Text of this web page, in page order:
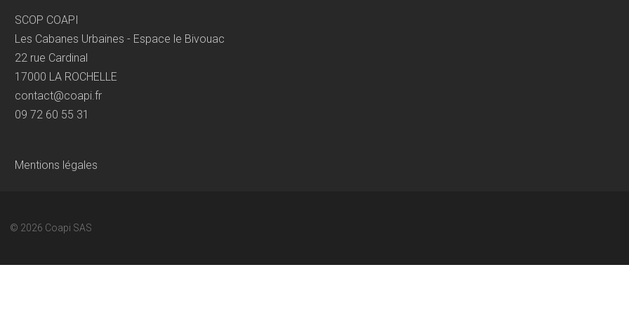
SCOP COAPI
Les Cabanes Urbaines - Espace le Bivouac
22 rue Cardinal
17000 LA ROCHELLE
contact@coapi.fr
09 72 60 55 31
Mentions légales
© 2026 Coapi SAS